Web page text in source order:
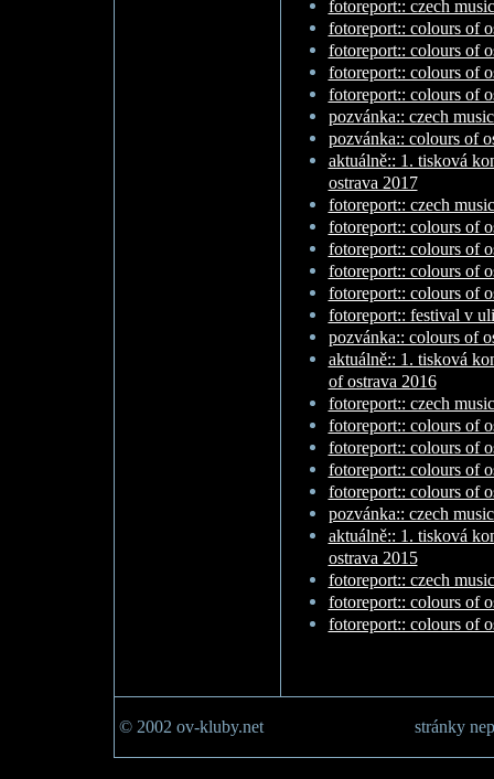
fotoreport:: czech
fotoreport:: colours of
fotoreport:: colours of
fotoreport:: colours of
fotoreport:: colours of
pozvánka:: czech
pozvánka:: colours of
aktuálně:: 1. tisková
ostrava 2017
fotoreport:: czech
fotoreport:: colours of
fotoreport:: colours of
fotoreport:: colours of
fotoreport:: colours of
fotoreport:: festival v
pozvánka:: colours of
aktuálně:: 1. tisková
of ostrava 2016
fotoreport:: czech
fotoreport:: colours of
fotoreport:: colours of
fotoreport:: colours of
fotoreport:: colours of
pozvánka:: czech
aktuálně:: 1. tisková
ostrava 2015
fotoreport:: czech
fotoreport:: colours of
fotoreport:: colours of
© 2002 ov-kluby.net stránky